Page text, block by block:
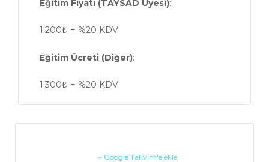
Eğitim Fiyatı (TAYSAD Üyesi):
1.200₺ + %20 KDV
Eğitim Ücreti (Diğer):
1.300₺ + %20 KDV
+ Google Takvim'e ekle